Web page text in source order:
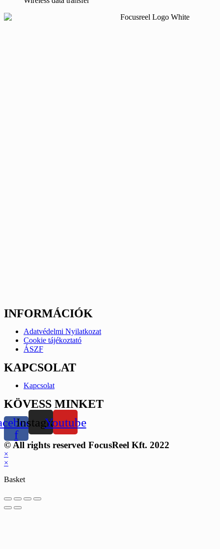
INFORMÁCIÓK
Adatvédelmi Nyilatkozat
Cookie tájékoztató
ÁSZF
KAPCSOLAT
Kapcsolat
KÖVESS MINKET
f
InstagramYoutube
© All rights reserved FocusReel Kft. 2022
×
×
Basket